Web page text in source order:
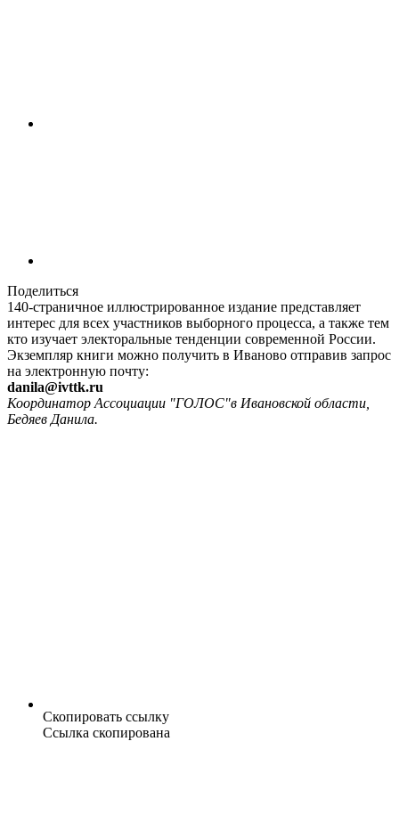
Поделиться
140-страничное иллюстрированное издание представляет
интерес для всех участников выборного процесса, а также тем
кто изучает электоральные тенденции современной России.
Экземпляр книги можно получить в Иваново отправив запрос
на электронную почту:
danila@ivttk.ru
Координатор Ассоциации "ГОЛОС"в Ивановской области,
Бедяев Данила.
Скопировать ссылку
Ссылка скопирована